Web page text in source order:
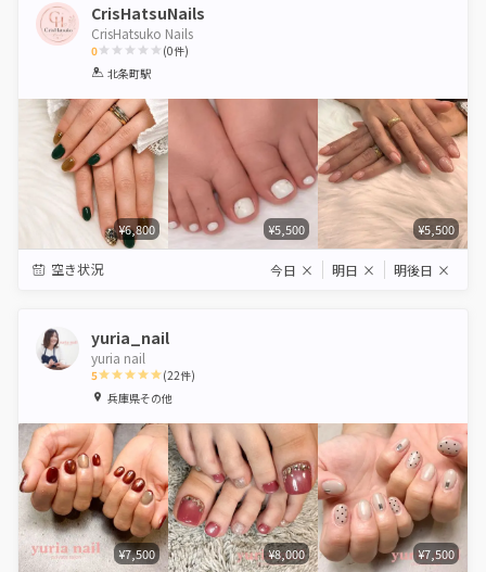
CrisHatsuNails
CrisHatsuko Nails
0
1 2 3 4 5
(0件)
北条町駅
¥6,800 ¥5,500 ¥5,500
空き状況 今日 × 明日 × 明後日 ×
yuria_nail
yuria nail
5
1 2 3 4 5
(22件)
兵庫県その他
¥7,500 ¥8,000 ¥7,500